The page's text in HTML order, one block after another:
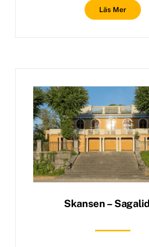
Läs Mer
Skansen –